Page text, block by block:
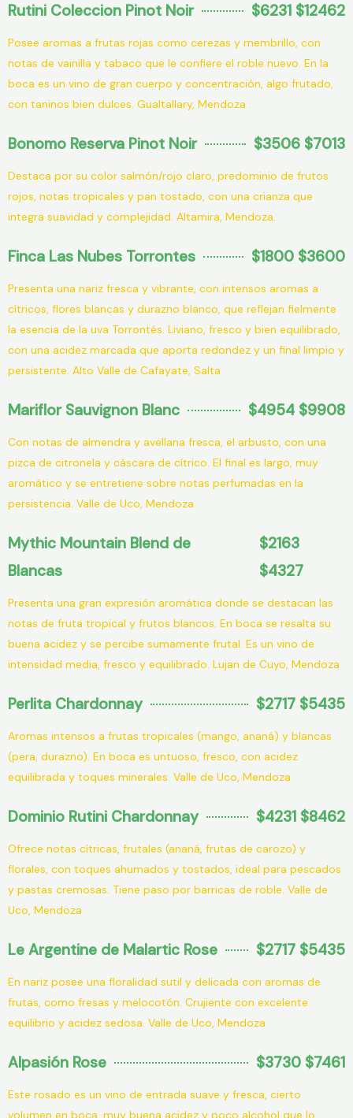
Rutini Coleccion Pinot Noir $6231 $12462
Posee aromas a frutas rojas como cerezas y membrillo, con
notas de vainilla y tabaco que le confiere el roble nuevo. En la
boca es un vino de gran cuerpo y concentración, algo frutado,
con taninos bien dulces. Gualtallary, Mendoza .
Bonomo Reserva Pinot Noir $3506 $7013
Destaca por su color salmón/rojo claro, predominio de frutos
rojos, notas tropicales y pan tostado, con una crianza que
integra suavidad y complejidad. Altamira, Mendoza.
Finca Las Nubes Torrontes $1800 $3600
Presenta una nariz fresca y vibrante, con intensos aromas a
cítricos, flores blancas y durazno blanco, que reflejan fielmente
la esencia de la uva Torrontés. Liviano, fresco y bien equilibrado,
con una acidez marcada que aporta redondez y un final limpio y
persistente. Alto Valle de Cafayate, Salta
Mariflor Sauvignon Blanc $4954 $9908
Con notas de almendra y avellana fresca, el arbusto, con una
pizca de citronela y cáscara de cítrico. El final es largo, muy
aromático y se entretiene sobre notas perfumadas en la
persistencia. Valle de Uco, Mendoza
Mythic Mountain Blend de
Blancas
$2163
$4327
Presenta una gran expresión aromática donde se destacan las
notas de fruta tropical y frutos blancos. En boca se resalta su
buena acidez y se percibe sumamente frutal. Es un vino de
intensidad media, fresco y equilibrado. Lujan de Cuyo, Mendoza
Perlita Chardonnay $2717 $5435
Aromas intensos a frutas tropicales (mango, ananá) y blancas
(pera, durazno). En boca es untuoso, fresco, con acidez
equilibrada y toques minerales. Valle de Uco, Mendoza
Dominio Rutini Chardonnay $4231 $8462
Ofrece notas cítricas, frutales (ananá, frutas de carozo) y
florales, con toques ahumados y tostados, ideal para pescados
y pastas cremosas. Tiene paso por barricas de roble. Valle de
Uco, Mendoza
Le Argentine de Malartic Rose $2717 $5435
En nariz posee una floralidad sutil y delicada con aromas de
frutas, como fresas y melocotón. Crujiente con excelente
equilibrio y acidez sedosa. Valle de Uco, Mendoza
Alpasión Rose $3730 $7461
Este rosado es un vino de entrada suave y fresca, cierto
volumen en boca, muy buena acidez y poco alcohol que lo